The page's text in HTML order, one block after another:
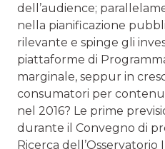
dell’audience;
nella pianificazione
rilevante e spinge gli
piattaforme di
marginale, seppur in
consumatori per
nel 2016? Le prime
durante il Convegno di
Ricerca